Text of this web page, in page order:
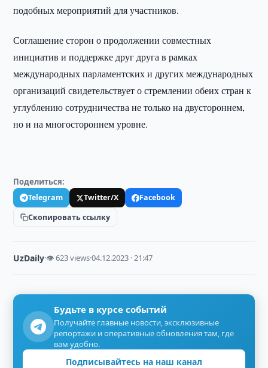
подобных мероприятий для участников.
Соглашение сторон о продолжении совместных
инициатив и поддержке друг друга в рамках
международных парламентских и других международных
организаций свидетельствует о стремлении обеих стран к
углублению сотрудничества не только на двустороннем,
но и на многостороннем уровне.
Поделиться:
Telegram Twitter/X
Facebook
Скопировать ссылку
UzDaily·👁 623 views·04.12.2023 · 21:47
Будьте в курсе событий
Получайте главные новости, эксклюзивные
репортажи и оперативные обновления там, где
вам удобно.
Подписывайтесь на наш канал